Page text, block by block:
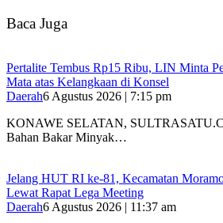
Baca Juga
‎Pertalite Tembus Rp15 Ribu, LIN Minta
Mata atas Kelangkaan di Konsel
Daerah6 Agustus 2026 | 7:15 pm
‎KONAWE SELATAN,
Bahan Bakar Minyak…
‎Jelang HUT RI ke-81, Kecamatan
Lewat Rapat Lega Meeting
Daerah6 Agustus 2026 | 11:37 am